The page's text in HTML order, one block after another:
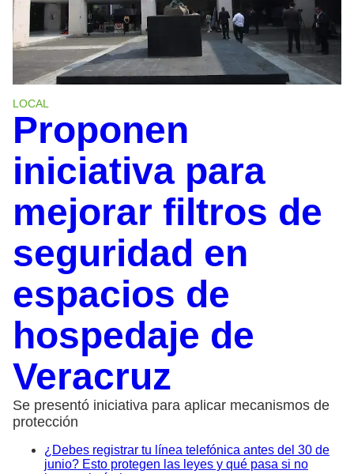
LOCAL
Proponen
iniciativa para
mejorar filtros de
seguridad en
espacios de
hospedaje de
Veracruz
Se presentó iniciativa para aplicar mecanismos de
protección
¿Debes registrar tu línea telefónica antes del 30 de
junio? Esto protegen las leyes y qué pasa si no